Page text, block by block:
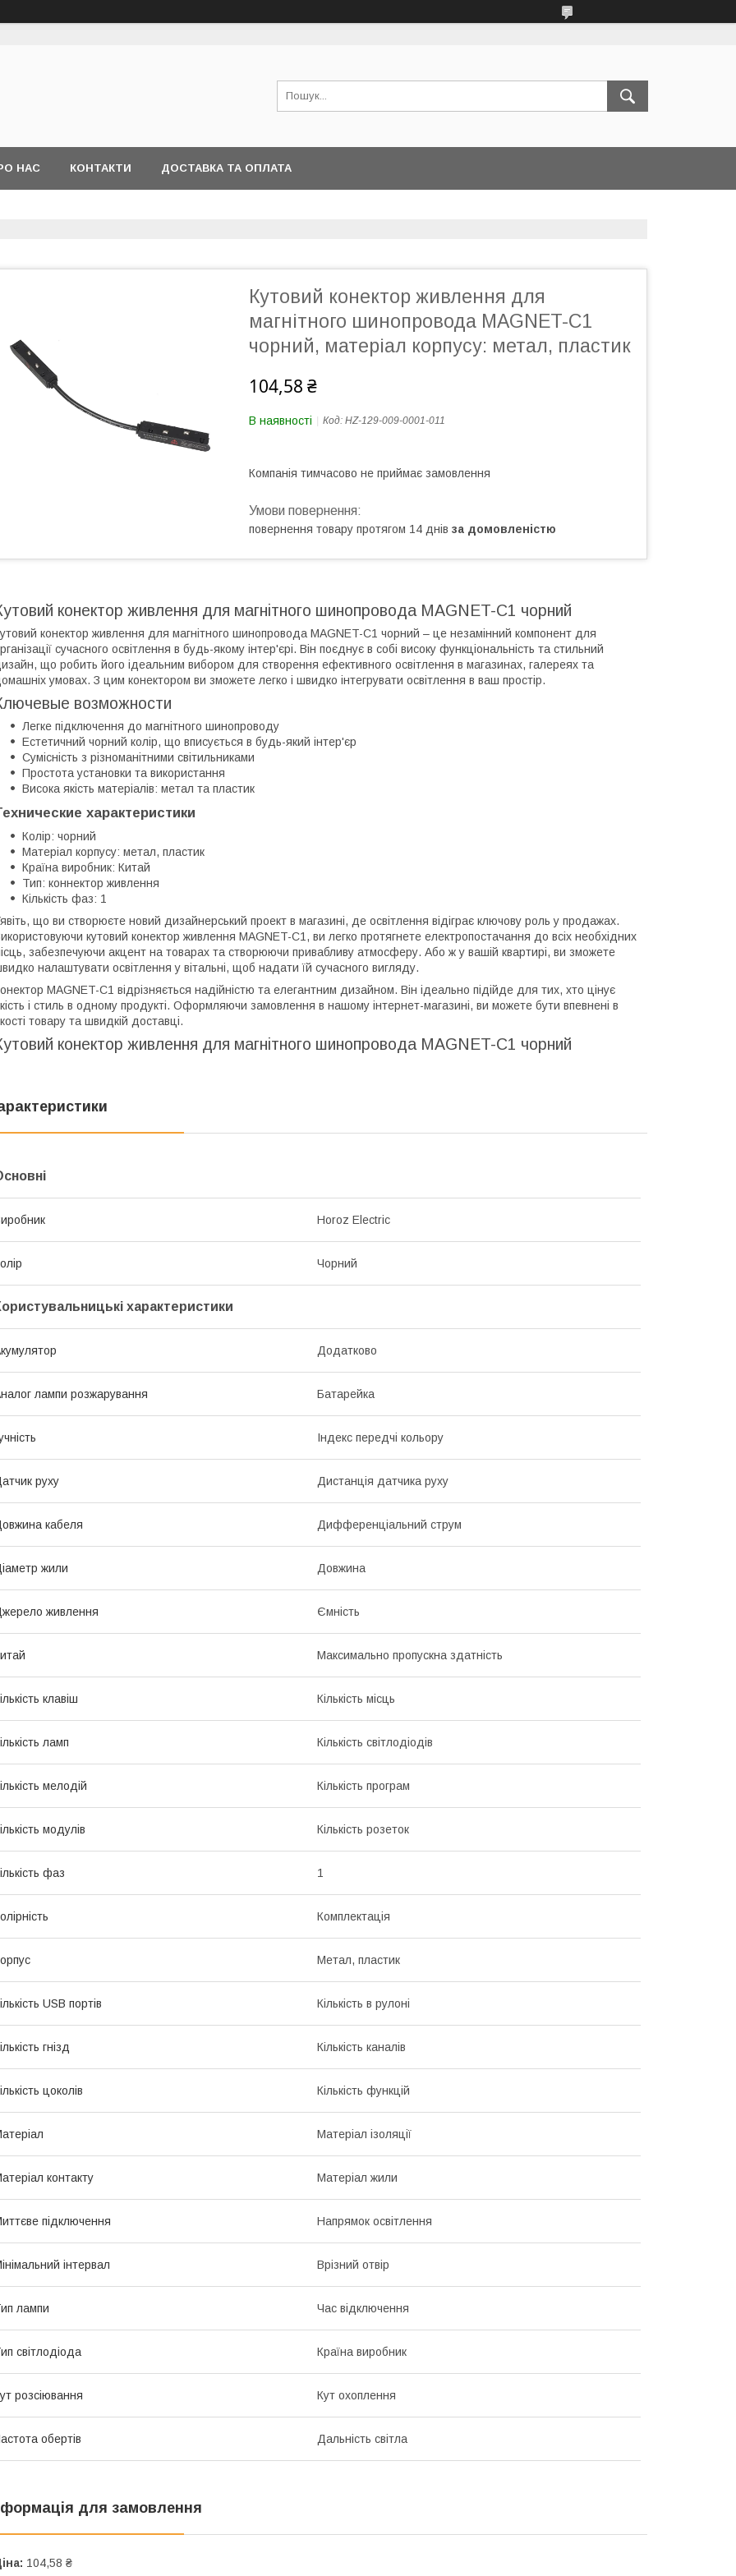
НАС КОНТАКТИ ДОСТАВКА ТА ОПЛАТА
Кутовий конектор живлення для
магнітного шинопровода MAGNET-C1
чорний, матеріал корпусу: метал, пластик
104,58 ₴
В наявності Код: HZ-129-009-0001-011
Компанія тимчасово не приймає замовлення
повернення товару протягом 14 днів за домовленістю
конектор живлення для магнітного шинопровода MAGNET-C1 чорний
конектор живлення для магнітного шинопровода MAGNET-C1 чорний – це незамінний компонент для
сучасного освітлення в будь-якому інтер'єрі. Він поєднує в собі високу функціональність та стильний
що робить його ідеальним вибором для створення ефективного освітлення в магазинах, галереях та
умовах. З цим конектором ви зможете легко і швидко інтегрувати освітлення в ваш простір.
возможности
Легке підключення до магнітного шинопроводу
Естетичний чорний колір, що вписується в будь-який інтер'єр
Сумісність з різноманітними світильниками
Простота установки та використання
Висока якість матеріалів: метал та пластик
характеристики
Колір: чорний
Матеріал корпусу: метал, пластик
Країна виробник: Китай
Тип: коннектор живлення
Кількість фаз: 1
що ви створюєте новий дизайнерський проект в магазині, де освітлення відіграє ключову роль у продажах.
кутовий конектор живлення MAGNET-C1, ви легко протягнете електропостачання до всіх необхідних
забезпечуючи акцент на товарах та створюючи привабливу атмосферу. Або ж у вашій квартирі, ви зможете
налаштувати освітлення у вітальні, щоб надати їй сучасного вигляду.
MAGNET-C1 відрізняється надійністю та елегантним дизайном. Він ідеально підійде для тих, хто цінує
і стиль в одному продукті. Оформляючи замовлення в нашому інтернет-магазині, ви можете бути впевнені в
товару та швидкій доставці.
конектор живлення для магнітного шинопровода MAGNET-C1 чорний
Horoz Electric
Чорний
характеристики
Додатково
лампи розжарування Батарейка
Індекс передчі кольору
руху Дистанція датчика руху
кабеля Дифференціальний струм
жили Довжина
живлення Ємність
Максимально пропускна здатність
клавіш Кількість місць
ламп Кількість світлодіодів
мелодій Кількість програм
модулів Кількість розеток
фаз 1
Комплектація
Метал, пластик
USB портів Кількість в рулоні
гнізд Кількість каналів
цоколів Кількість функцій
Матеріал ізоляції
контакту Матеріал жили
підключення Напрямок освітлення
інтервал Врізний отвір
лампи Час відключення
світлодіода Країна виробник
розсіювання Кут охоплення
обертів Дальність світла
для замовлення
104,58 ₴